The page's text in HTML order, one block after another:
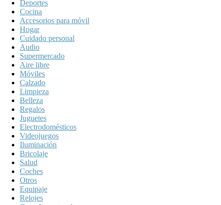
Deportes
Cocina
Accesorios para móvil
Hogar
Cuidado personal
Audio
Supermercado
Aire libre
Móviles
Calzado
Limpieza
Belleza
Regalos
Juguetes
Electrodomésticos
Videojuegos
Iluminación
Bricolaje
Salud
Coches
Otros
Equipaje
Relojes